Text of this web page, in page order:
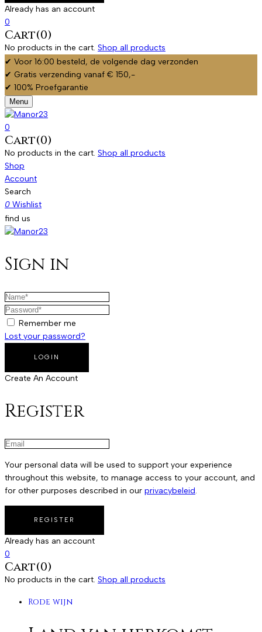
Already has an account
0
Cart(0)
No products in the cart. Shop all products
✔ Voor 16:00 besteld, de volgende dag verzonden
✔ Gratis verzending vanaf € 150,-
✔ 100% Proefgarantie
Menu
0
Cart(0)
No products in the cart. Shop all products
Shop
Account
Search
0 Wishlist
find us
Sign in
Remember me
Lost your password?
Create An Account
Register
Your personal data will be used to support your experience
throughout this website, to manage access to your account, and
for other purposes described in our privacybeleid.
Already has an account
0
Cart(0)
No products in the cart. Shop all products
Rode wijn